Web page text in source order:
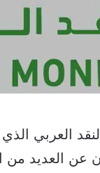
العربي
عن العديد من